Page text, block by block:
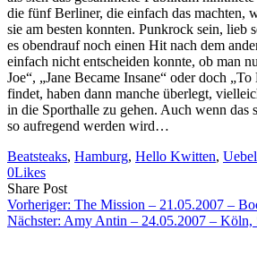
die fünf Berliner, die einfach das machten,
sie am besten konnten. Punkrock sein, lieb
es obendrauf noch einen Hit nach dem
einfach nicht entscheiden konnte, ob man
Joe“, „Jane Became Insane“ oder doch
findet, haben dann manche überlegt,
in die Sporthalle zu gehen. Auch wenn das
so aufregend werden wird…
Beatsteaks, Hamburg, Hello Kwitten,
0Likes
Share PostShare
on
Facebook
Copy
URL
to
Send
Link
via
Vorheriger: The Mission – 21.05.2007 –
Nächster: Amy Antin – 24.05.2007 – Köln,